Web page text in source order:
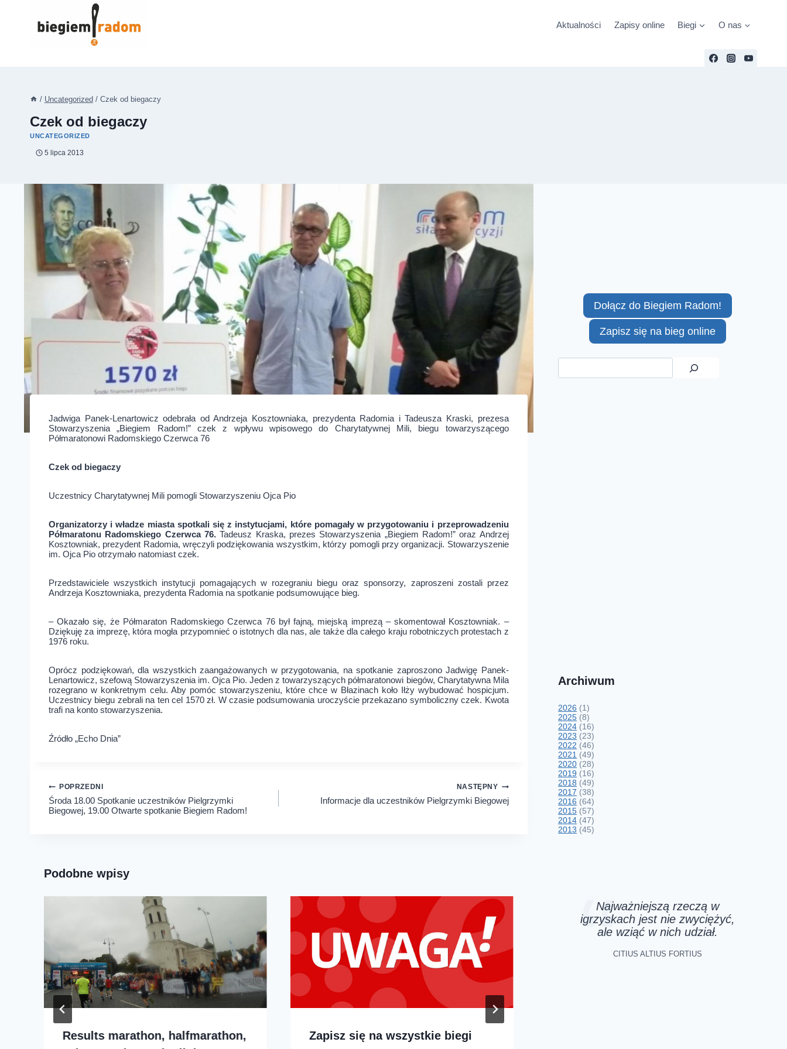
Aktualności Zapisy online Biegi O nas
/ Uncategorized / Czek od biegaczy
Czek od biegaczy
UNCATEGORIZED
5 lipca 2013
Jadwiga Panek-Lenartowicz odebrała od Andrzeja Kosztowniaka, prezydenta Radomia i Tadeusza Kraski, prezesa
Stowarzyszenia „Biegiem Radom!” czek z wpływu wpisowego do Charytatywnej Mili, biegu towarzyszącego
Półmaratonowi Radomskiego Czerwca 76
Czek od biegaczy
Uczestnicy Charytatywnej Mili pomogli Stowarzyszeniu Ojca Pio
Organizatorzy i władze miasta spotkali się z instytucjami, które pomagały w przygotowaniu i przeprowadzeniu
Półmaratonu Radomskiego Czerwca 76.Tadeusz Kraska, prezes Stowarzyszenia „Biegiem Radom!” oraz Andrzej
Kosztowniak, prezydent Radomia, wręczyli podziękowania wszystkim, którzy pomogli przy organizacji. Stowarzyszenie
im. Ojca Pio otrzymało natomiast czek.
Przedstawiciele wszystkich instytucji pomagających w rozegraniu biegu oraz sponsorzy, zaproszeni zostali przez
Andrzeja Kosztowniaka, prezydenta Radomia na spotkanie podsumowujące bieg.
– Okazało się, że Półmaraton Radomskiego Czerwca 76 był fajną, miejską imprezą – skomentował Kosztowniak. –
Dziękuję za imprezę, która mogła przypomnieć o istotnych dla nas, ale także dla całego kraju robotniczych protestach z
1976 roku.
Oprócz podziękowań, dla wszystkich zaangażowanych w przygotowania, na spotkanie zaproszono Jadwigę Panek-
Lenartowicz, szefową Stowarzyszenia im. Ojca Pio. Jeden z towarzyszących półmaratonowi biegów, Charytatywna Mila
rozegrano w konkretnym celu. Aby pomóc stowarzyszeniu, które chce w Błazinach koło Iłży wybudować hospicjum.
Uczestnicy biegu zebrali na ten cel 1570 zł. W czasie podsumowania uroczyście przekazano symboliczny czek. Kwota
trafi na konto stowarzyszenia.
Źródło „Echo Dnia”
Nawigacja
wpisu
POPRZEDNI
Środa 18.00 Spotkanie uczestników Pielgrzymki
Biegowej, 19.00 Otwarte spotkanie Biegiem Radom!
NASTĘPNY
Informacje dla uczestników Pielgrzymki Biegowej
Podobne wpisy
Results marathon, halfmarathon,
Zapisz się na wszystkie biegi
Dołącz do Biegiem Radom!
Zapisz się na bieg online
Szukaj
Archiwum
2026 (1)
2025 (8)
2024 (16)
2023 (23)
2022 (46)
2021 (49)
2020 (28)
2019 (16)
2018 (49)
2017 (38)
2016 (64)
2015 (57)
2014 (47)
2013 (45)
Najważniejszą rzeczą w
igrzyskach jest nie zwyciężyć,
ale wziąć w nich udział.
CITIUS ALTIUS FORTIUS